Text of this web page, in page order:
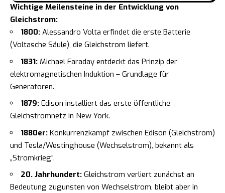
Wichtige Meilensteine in der Entwicklung von
Gleichstrom:
1800: Alessandro Volta erfindet die erste Batterie
(Voltasche Säule), die Gleichstrom liefert.
1831: Michael Faraday entdeckt das Prinzip der
elektromagnetischen Induktion – Grundlage für
Generatoren.
1879: Edison installiert das erste öffentliche
Gleichstromnetz in New York.
1880er: Konkurrenzkampf zwischen Edison (Gleichstrom)
und Tesla/Westinghouse (Wechselstrom), bekannt als
„Stromkrieg“.
20. Jahrhundert: Gleichstrom verliert zunächst an
Bedeutung zugunsten von Wechselstrom, bleibt aber in